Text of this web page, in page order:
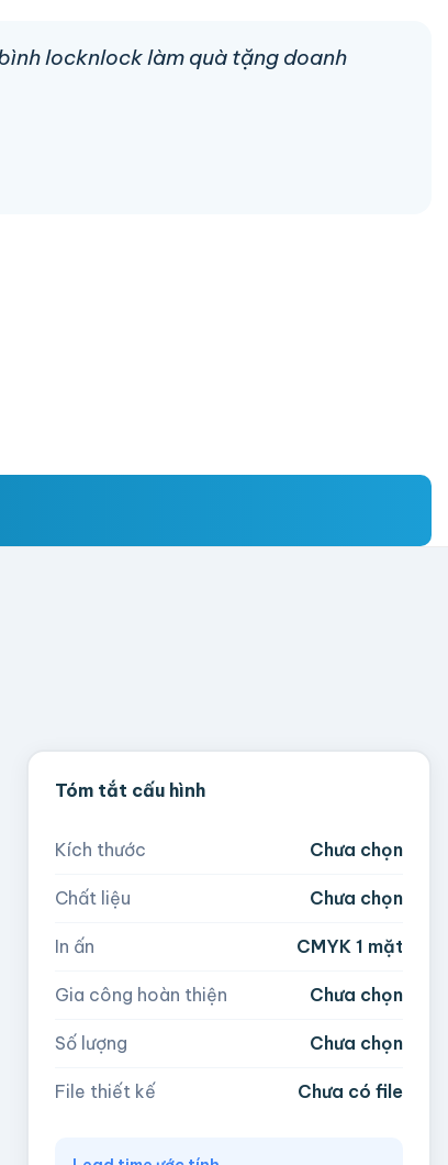
locknlock làm quà tặng doanh
Tóm tắt cấu hình
Kích thước Chưa chọn
Chất liệu Chưa chọn
In ấn CMYK 1 mặt
Gia công hoàn thiện Chưa chọn
Số lượng Chưa chọn
File thiết kế Chưa có file